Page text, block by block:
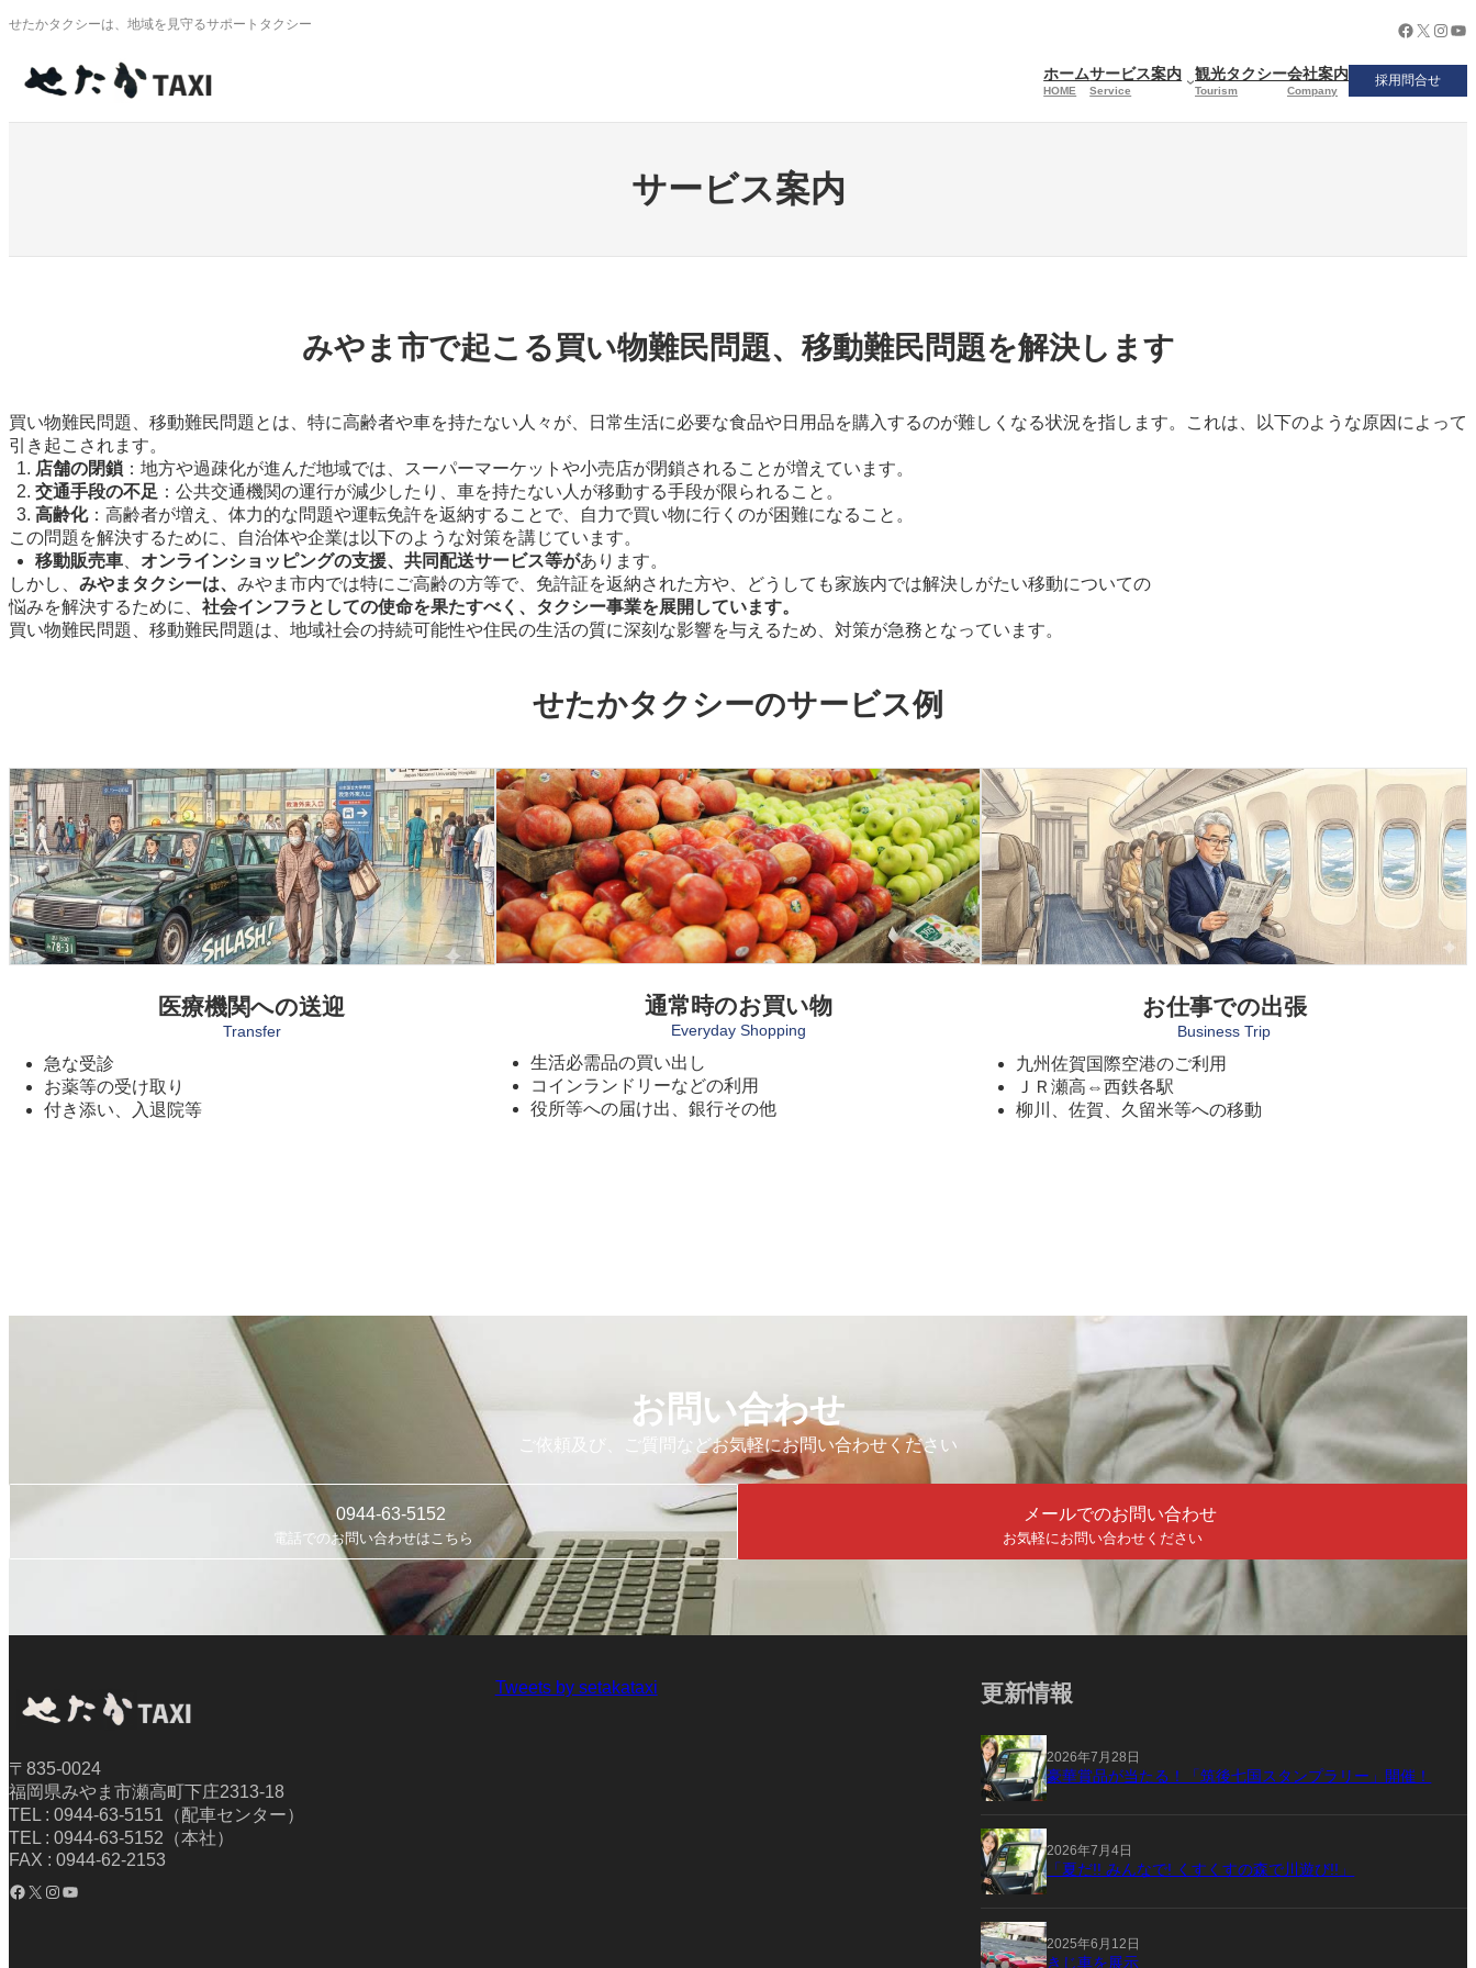
内
ス
せたかタクシーは、地域を見守るサポートタクシー Facebook
X
ホーム
HOME
サービス案内
Service
観光タクシー
Tourism
会社案内
Company
採用問合せ
サービス案内
みやま市で起こる買い物難民問題、移動難民問題を解決します
買い物難民問題、移動難民問題とは、特に高齢者や車を持たない人々が、日常生活に必要な食品や日用品を購入するのが難しくなる状況を指します。これは、以下のような原因によって
引き起こされます。
店舗の閉鎖 ：地方や過疎化が進んだ地域では、スーパーマーケットや小売店が閉鎖されることが増えています。
交通手段の不足 ：公共交通機関の運行が減少したり、車を持たない人が移動する手段が限られること。
高齢化：高齢者が増え、体力的な問題や運転免許を返納することで、自力で買い物に行くのが困難になること。
この問題を解決するために、自治体や企業は以下のような対策を講じています。
移動販売車
オンラインショッピングの支援、共同配送サービス等があります。
しかし、 みやまタクシーは、 みやま市内では特にご高齢の方等で、免許証を返納された方や、どうしても家族内では解決しがたい移動についての
悩みを解決するために、 社会インフラとしての使命を果たすべく、タクシー事業を展開しています。
買い物難民問題、移動難民問題は、地域社会の持続可能性や住民の生活の質に深刻な影響を与えるため、対策が急務となっています。
せたかタクシーのサービス例
医療機関への送迎
Transfer
急な受診
お薬等の受け取り
付き添い、入退院等
通常時のお買い物
Everyday Shopping
生活必需品の買い出し
コインランドリーなどの利用
役所等への届け出、銀行その他
お仕事での出張
Business Trip
九州佐賀国際空港のご利用
ＪＲ瀬高⇔西鉄各駅
柳川、佐賀、久留米等への移動
お問い合わせ
ご依頼及び、ご質問などお気軽にお問い合わせください
0944-63-5152
電話でのお問い合わせはこちら
メールでのお問い合わせ
お気軽にお問い合わせください
〒835-0024
福岡県みやま市瀬高町下庄2313-18
TEL : 0944-63-5151（配車センター）
TEL : 0944-63-5152（本社）
FAX : 0944-62-2153
Facebook
X Instagram YouTube
Tweets by setakataxi 更新情報
2026年7月28日
豪華賞品が当たる！「筑後七国スタンプラリー」開催！
2026年7月4日
「夏だ!! みんなで! くすくすの森で川遊び!!」
2025年6月12日
きじ車を展示